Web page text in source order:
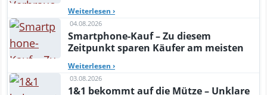
Weiterlesen ›
04.08.2026
Smartphone-Kauf – Zu diesem
Zeitpunkt sparen Käufer am meisten
Weiterlesen ›
03.08.2026
1&1 bekommt auf die Mütze – Unklare